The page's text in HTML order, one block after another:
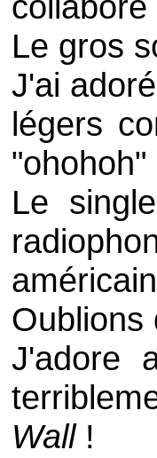
Le gros
J'ai
légers
Le single
Oublions
J'adore
Wall!